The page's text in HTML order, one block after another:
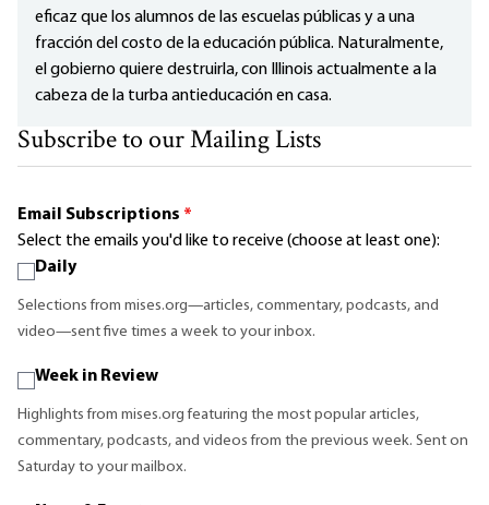
eficaz que los alumnos de las escuelas públicas y a una
fracción del costo de la educación pública. Naturalmente,
el gobierno quiere destruirla, con Illinois actualmente a la
cabeza de la turba antieducación en casa.
Subscribe to our Mailing Lists
Email Subscriptions *
Select the emails you'd like to receive (choose at least one):
Daily
Selections from mises.org—articles, commentary, podcasts, and
video—sent five times a week to your inbox.
Week in Review
Highlights from mises.org featuring the most popular articles,
commentary, podcasts, and videos from the previous week. Sent on
Saturday to your mailbox.